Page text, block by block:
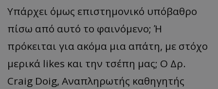
Υπάρχει όμως επιστημονικό υπόβαθρο
πίσω από αυτό το φαινόμενο; Ή
πρόκειται για ακόμα μια απάτη, με στόχο
μερικά likes και την τσέπη μας; Ο Δρ.
Craig Doig, Αναπληρωτής καθηγητής